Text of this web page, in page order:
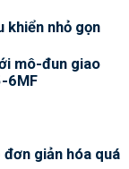
khiển nhỏ gọn
mô-đun giao
6MF
giản hóa quá